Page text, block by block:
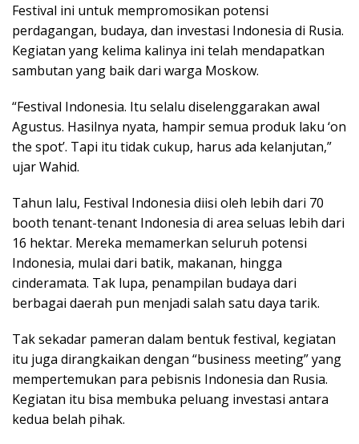
Festival ini untuk mempromosikan potensi
perdagangan, budaya, dan investasi Indonesia di Rusia.
Kegiatan yang kelima kalinya ini telah mendapatkan
sambutan yang baik dari warga Moskow.
“Festival Indonesia. Itu selalu diselenggarakan awal
Agustus. Hasilnya nyata, hampir semua produk laku ‘on
the spot’. Tapi itu tidak cukup, harus ada kelanjutan,”
ujar Wahid.
Tahun lalu, Festival Indonesia diisi oleh lebih dari 70
booth tenant-tenant Indonesia di area seluas lebih dari
16 hektar. Mereka memamerkan seluruh potensi
Indonesia, mulai dari batik, makanan, hingga
cinderamata. Tak lupa, penampilan budaya dari
berbagai daerah pun menjadi salah satu daya tarik.
Tak sekadar pameran dalam bentuk festival, kegiatan
itu juga dirangkaikan dengan “business meeting” yang
mempertemukan para pebisnis Indonesia dan Rusia.
Kegiatan itu bisa membuka peluang investasi antara
kedua belah pihak.